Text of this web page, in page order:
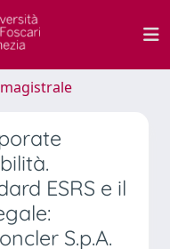
ESRS e il
S.p.A.